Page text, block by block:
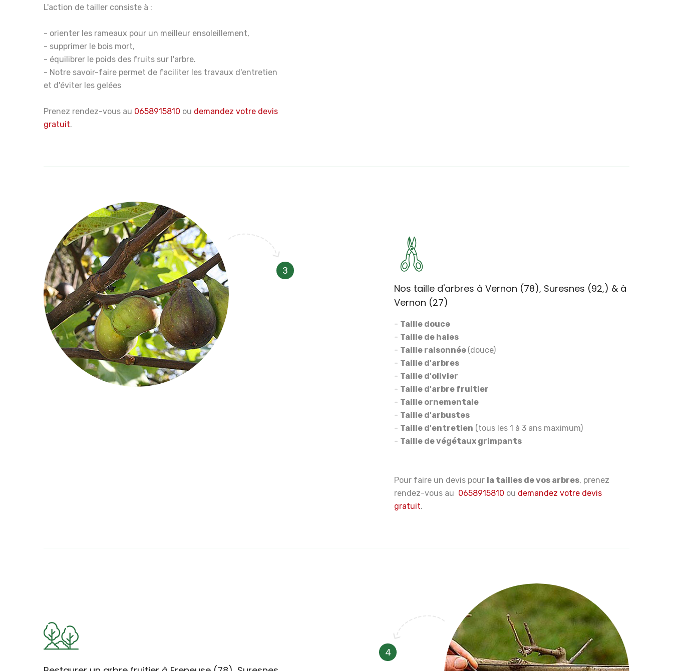
L'action de tailler consiste à :
- orienter les rameaux pour un meilleur ensoleillement,
- supprimer le bois mort,
- équilibrer le poids des fruits sur l'arbre.
- Notre savoir-faire permet de faciliter les travaux d'entretien
et d'éviter les gelées
Prenez rendez-vous au 0658915810 ou demandez votre devis
gratuit.
3
Nos taille d'arbres à Vernon (78), Suresnes (92,) & à
Vernon (27)
- Taille douce
- Taille de haies
- Taille raisonnée (douce)
- Taille d'arbres
- Taille d'olivier
- Taille d'arbre fruitier
- Taille ornementale
- Taille d'arbustes
- Taille d'entretien (tous les 1 à 3 ans maximum)
- Taille de végétaux grimpants
Pour faire un devis pour la tailles de vos arbres, prenez
rendez-vous au 0658915810 ou demandez votre devis
gratuit.
4